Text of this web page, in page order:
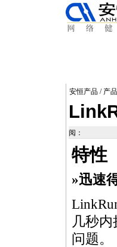
安恒产品 / 产
阅：
特性
»迅速
几秒
问题。